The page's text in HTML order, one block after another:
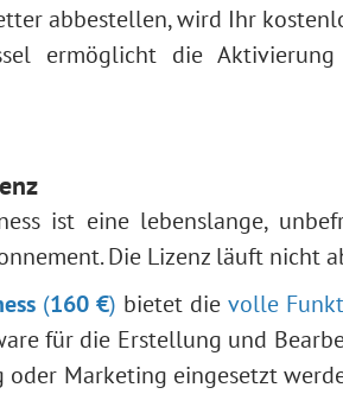
abbestellen, wird Ihr
ermöglicht die
ist eine lebenslange,
Die Lizenz läuft nicht
(160 €) bietet die volle
für die Erstellung und
oder Marketing eingesetzt